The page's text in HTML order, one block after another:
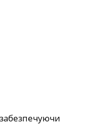
забезпечуючи